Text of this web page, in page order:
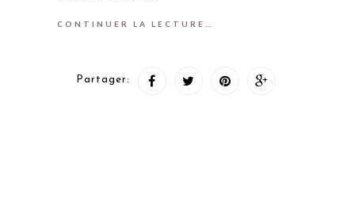
CONTINUER LA LECTURE…
Partager: